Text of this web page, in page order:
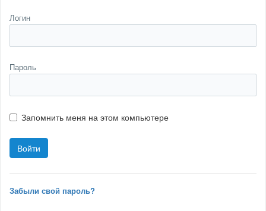
Логин
Пароль
Запомнить меня на этом компьютере
Забыли свой пароль?